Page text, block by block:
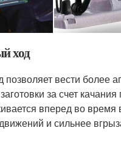
ход
вести более
за счет качания
вперед во время
и сильнее